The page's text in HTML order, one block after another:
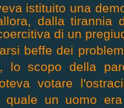
istituito una
dalla tirannia
di un
beffe dei
lo scopo della
votare
quale un uomo